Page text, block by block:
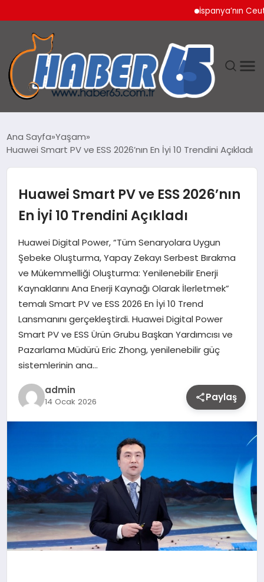
İspanya’nın Ceuta
TEKNOLOJI
Ana Sayfa Yaşam
Huawei Smart PV ve ESS 2026’nın En İyi 10 Trendini Açıkladı
Huawei Smart PV ve ESS 2026’nın
En İyi 10 Trendini Açıkladı
Huawei Digital Power, “Tüm Senaryolara Uygun
Şebeke Oluşturma, Yapay Zekayı Serbest Bırakma
ve Mükemmelliği Oluşturma: Yenilenebilir Enerji
Kaynaklarını Ana Enerji Kaynağı Olarak İlerletmek”
temalı Smart PV ve ESS 2026 En İyi 10 Trend
Lansmanını gerçekleştirdi. Huawei Digital Power
Smart PV ve ESS Ürün Grubu Başkan Yardımcısı ve
Pazarlama Müdürü Eric Zhong, yenilenebilir güç
sistemlerinin ana…
admin
14 Ocak 2026 Paylaş